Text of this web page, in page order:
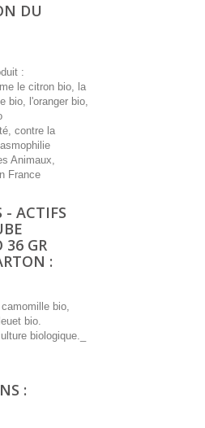
DU
:
le citron bio, la
bio, l'oranger bio,
contre la
Animaux,
France
- ACTIFS
36 GR
:
bio,
bio.
biologique._
: